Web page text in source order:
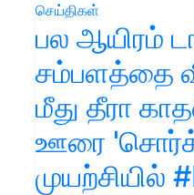
செய்திகள்
பல ஆயிரம்
சம்பளத்தை
மீது தீரா
ஊரை